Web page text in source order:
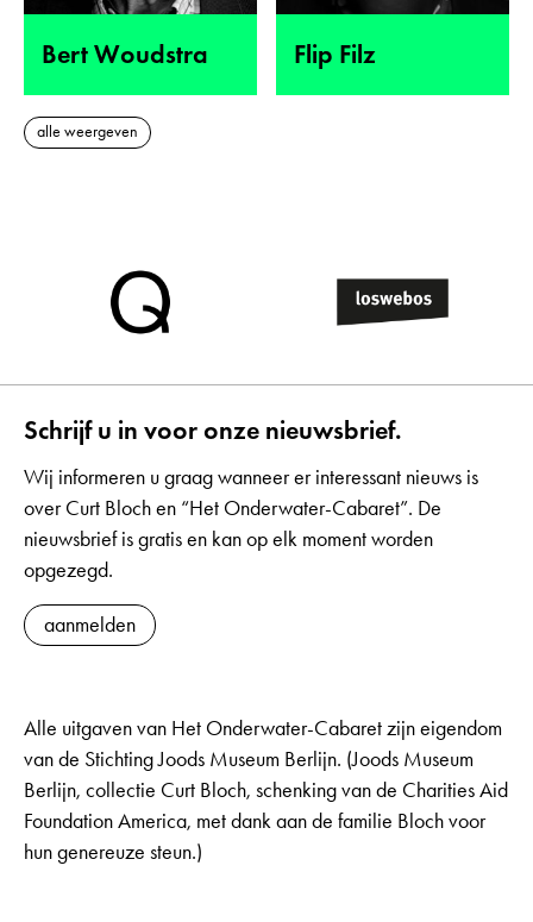
Bert Woudstra Flip Filz
alle weergeven
Schrijf u in voor onze nieuwsbrief.
Wij informeren u graag wanneer er interessant nieuws is
over Curt Bloch en “Het Onderwater-Cabaret”. De
nieuwsbrief is gratis en kan op elk moment worden
opgezegd.
aanmelden
Alle uitgaven van Het Onderwater-Cabaret zijn eigendom
van de Stichting Joods Museum Berlijn. (Joods Museum
Berlijn, collectie Curt Bloch, schenking van de Charities Aid
Foundation America, met dank aan de familie Bloch voor
hun genereuze steun.)